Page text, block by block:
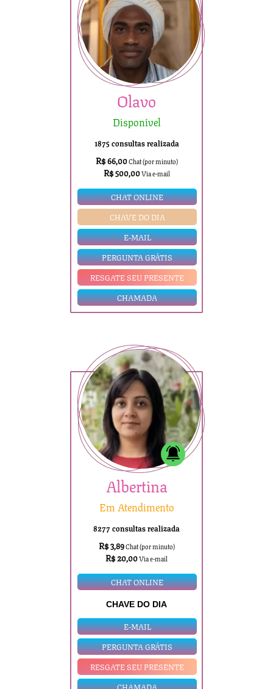
Olavo
Disponível
1875 consultas realizada
R$ 66,00Chat (por minuto)
R$ 500,00Via e-mail
CHAT ONLINE
CHAVE DO DIA
E-MAIL
PERGUNTA GRÁTIS
RESGATE SEU PRESENTE
CHAMADA
Albertina
Em Atendimento
8277 consultas realizada
R$ 3,89Chat (por minuto)
R$ 20,00Via e-mail
CHAT ONLINE
CHAVE DO DIA
E-MAIL
PERGUNTA GRÁTIS
RESGATE SEU PRESENTE